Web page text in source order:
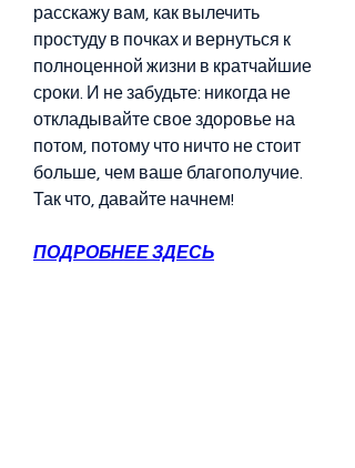
расскажу вам, как вылечить
простуду в почках и вернуться к
полноценной жизни в кратчайшие
сроки. И не забудьте: никогда не
откладывайте свое здоровье на
потом, потому что ничто не стоит
больше, чем ваше благополучие.
Так что, давайте начнем!
ПОДРОБНЕЕ ЗДЕСЬ